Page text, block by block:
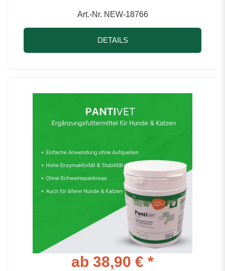
Art.-Nr. NEW-18766
DETAILS
ab 38,90 € *